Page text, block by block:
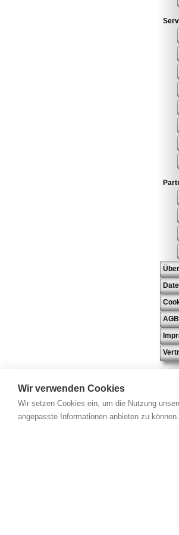
Wir verwenden Cookies
Wir setzen Cookies ein, um die Nutzung
angepasste Informationen anbieten zu können.
AGB